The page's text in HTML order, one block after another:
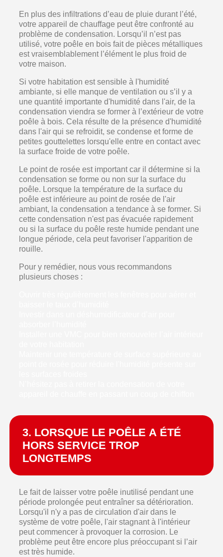
En plus des infiltrations d’eau de pluie durant l’été,
votre appareil de chauffage peut être confronté au
problème de condensation. Lorsqu’il n’est pas
utilisé, votre poêle en bois fait de pièces métalliques
est vraisemblablement l’élément le plus froid de
votre maison.
Si votre habitation est sensible à l'humidité
ambiante, si elle manque de ventilation ou s’il y a
une quantité importante d'humidité dans l'air, de la
condensation viendra se former à l’extérieur de votre
poêle à bois. Cela résulte de la présence d'humidité
dans l'air qui se refroidit, se condense et forme de
petites gouttelettes lorsqu'elle entre en contact avec
la surface froide de votre poêle.
Le point de rosée est important car il détermine si la
condensation se forme ou non sur la surface du
poêle. Lorsque la température de la surface du
poêle est inférieure au point de rosée de l'air
ambiant, la condensation a tendance à se former. Si
cette condensation n'est pas évacuée rapidement
ou si la surface du poêle reste humide pendant une
longue période, cela peut favoriser l'apparition de
rouille.
Pour y remédier, nous vous recommandons
plusieurs choses :
3. LORSQUE LE POÊLE A ÉTÉ
HORS SERVICE TROP
LONGTEMPS
Le fait de laisser votre poêle inutilisé pendant une
période prolongée peut entraîner sa détérioration.
Lorsqu'il n'y a pas de circulation d'air dans le
système de votre poêle, l'air stagnant à l'intérieur
peut commencer à provoquer la corrosion. Le
problème peut être encore plus préoccupant si l’air
est très humide.